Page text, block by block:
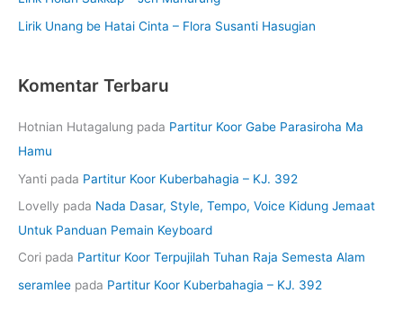
Lirik Unang be Hatai Cinta – Flora Susanti Hasugian
Komentar Terbaru
Hotnian Hutagalung pada Partitur Koor Gabe Parasiroha Ma
Hamu
Yanti pada Partitur Koor Kuberbahagia – KJ. 392
Lovelly pada Nada Dasar, Style, Tempo, Voice Kidung Jemaat
Untuk Panduan Pemain Keyboard
Cori pada Partitur Koor Terpujilah Tuhan Raja Semesta Alam
seramlee pada Partitur Koor Kuberbahagia – KJ. 392